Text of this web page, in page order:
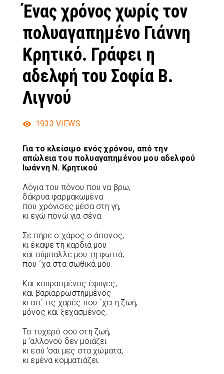
Ένας χρόνος χωρίς τον
πολυαγαπημένο Γιάννη
Κρητικό. Γράφει η
αδελφή του Σοφία Β.
Λιγνού
1933 VIEWS
Για το κλείσιμο ενός χρόνου, από την
απώλεια του πολυαγαπημένου μου αδελφού
Ιωάννη Ν. Κρητικού
Λόγια του πόνου που να βρω,
δάκρυα φαρμακωμένα
που χρόνισες μέσα στη γη,
κι εγώ πονώ για σένα.
Σε πήρε ο χάρος ο άπονος,
κι έκαψε τη καρδιά μου
και σύμπαλλε μου τη φωτιά,
που ´χα στα σωθικά μου.
Και κουρασμένος έφυγες,
και βαριαρρωστημμένος
κι απ´ τις χαρές που ´χει η ζωή,
μόνος και ξεχασμένος.
Το τυχερό σου στη ζωή,
μ ‘αλλονού δεν μοιάζει
κι εσύ ‘σαι μες στα χώματα,
κι εμένα κομματιάζει.